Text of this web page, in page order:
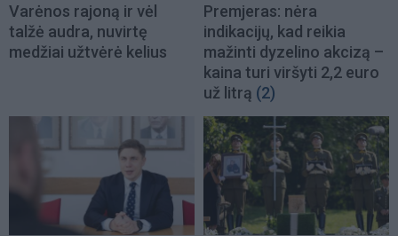
Varėnos rajoną ir vėl
talžė audra, nuvirtę
medžiai užtvėrė kelius
Premjeras: nėra
indikacijų, kad reikia
mažinti dyzelino akcizą –
kaina turi viršyti 2,2 euro
už litrą (2)